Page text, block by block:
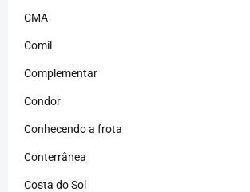
CMA
Comil
Complementar
Condor
Conhecendo a frota
Conterrânea
Costa do Sol